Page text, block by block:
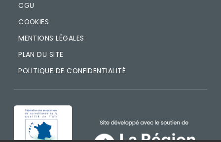
CGU
COOKIES
MENTIONS LÉGALES
PLAN DU SITE
POLITIQUE DE CONFIDENTIALITÉ
IMAGE